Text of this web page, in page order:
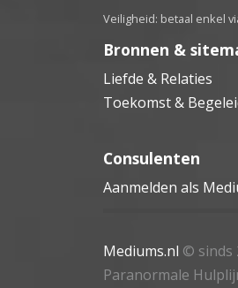
Veiligheid: betaal enkel
Bronnen &
Liefde & Relaties
Toekomst &
Consulenten
Aanmelden als
Mediums.nl © sinds
Paranormale